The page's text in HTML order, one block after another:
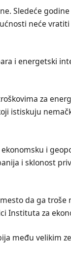
Sledeće
neće
i energetski
za
istiskuju
i
i sklonost
da ga
Instituta za
među velikim